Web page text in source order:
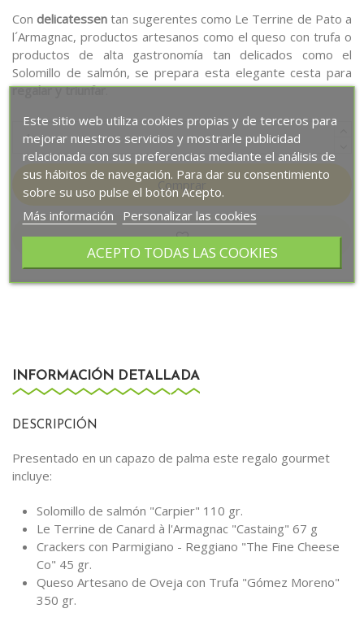
Condelicatessen tan sugerentes como Le Terrine de Pato a
l´Armagnac, productos artesanos como el queso con trufa o
productos de alta gastronomía tan delicados como el
Solomillo de salmón, se prepara esta elegante cesta para
regalar y triunfar.
Comprar
INFORMACIÓN DETALLADA
DESCRIPCIÓN
Presentado en un capazo de palma este regalo gourmet
incluye:
Solomillo de salmón "Carpier" 110 gr.
Le Terrine de Canard à l'Armagnac "Castaing" 67 g
Crackers con Parmigiano - Reggiano "The Fine Cheese
Co" 45 gr.
Queso Artesano de Oveja con Trufa "Gómez Moreno"
350 gr.
Este sitio web utiliza cookies propias y de terceros para
mejorar nuestros servicios y mostrarle publicidad
relacionada con sus preferencias mediante el análisis de
sus hábitos de navegación. Para dar su consentimiento
sobre su uso pulse el botón Acepto.
Más información
Personalizar las cookies
ACEPTO TODAS LAS COOKIES